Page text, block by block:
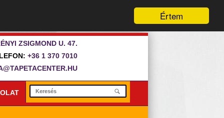
Értem
ZSIGMOND U. 47.
+36 1 370 7010